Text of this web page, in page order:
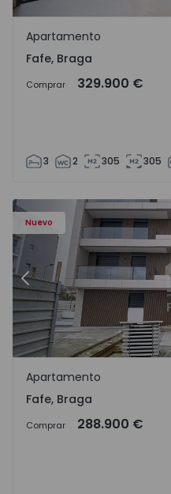
Fafe, Braga
Apartamento
Fafe, Braga
Comprar 329.900 €
3 2 305 305
Nuevo
Anterior
Fafe, Braga
Apartamento
Fafe, Braga
Comprar 288.900 €